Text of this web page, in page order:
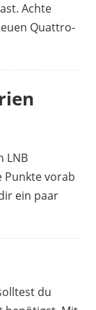
Achte
Quattro-
LNB
Punkte vorab
ein paar
du